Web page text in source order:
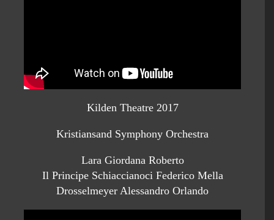
Kilden Theatre 2017
Kristiansand Symphony Orchestra
Lara Giordana Roberto
Il Principe Schiaccianoci Federico Mella
Drosselmeyer Alessandro Orlando